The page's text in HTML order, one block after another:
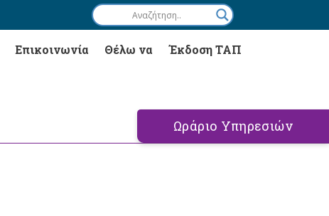
Επικοινωνία Θέλω να Έκδοση ΤΑΠ
Ωράριο Υπηρεσιών